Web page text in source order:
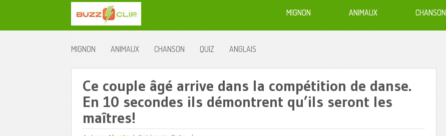
MIGNON ANIMAUX CHANSON
MIGNON ANIMAUX CHANSON QUIZ ANGLAIS
Ce couple âgé arrive dans la compétition de danse.
En 10 secondes ils démontrent qu’ils seront les
maîtres!